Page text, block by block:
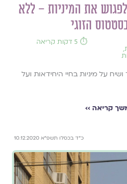
את המיניות – ללא
הזוגי
,
⏱️ 5 דקות קריאה
על מיניות בחיי היחידאות ועל
קריאה ››
כ"ד בכסלו תשפ"א 10.12.2020